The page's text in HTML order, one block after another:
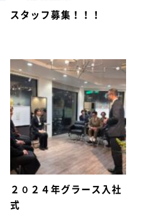
スタッフ募集！！！
２０２４年グラース入社
式